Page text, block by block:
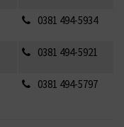
0381 494-5934
0381 494-5921
0381 494-5797